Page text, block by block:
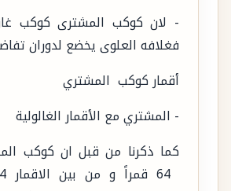
- لان كوكب المشترى كوكب
فغلافه العلوى يخضع لدوران
أقمار كوكب المشتري
- المشتري مع الأقمار الغالولية
كما ذكرنا من قبل ان كوكب